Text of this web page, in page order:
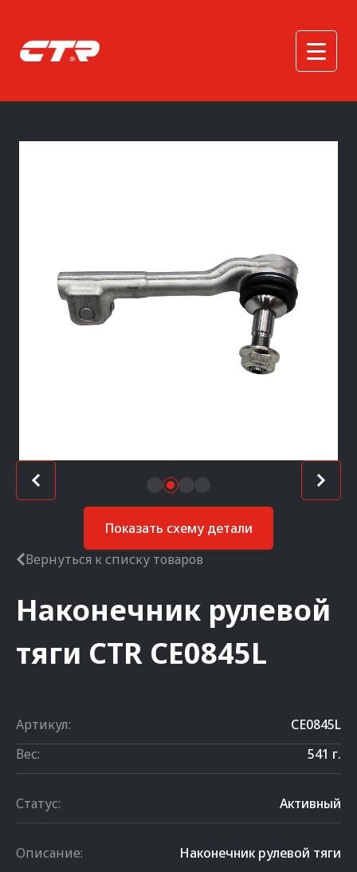
Показать схему детали
Вернуться к списку товаров
Наконечник рулевой
тяги CTR CE0845L
Артикул:
CE0845L
Вес:
541 г.
Статус: Активный
Описание: Наконечник рулевой тяги